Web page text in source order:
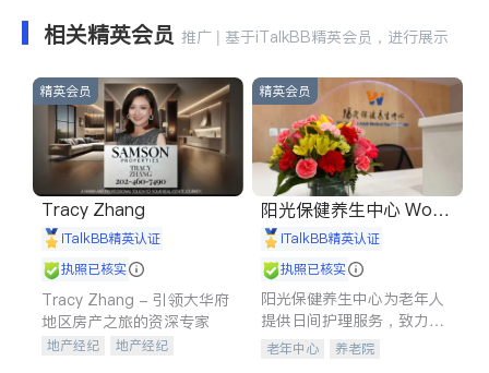
相关精英会员 推广 | 基于iTalkBB精英会员，进行展示
精英会员
Tracy Zhang
iTalkBB精英认证
执照已核实
Tracy Zhang - 引领大华府
地区房产之旅的资深专家
地产经纪
地产经纪
精英会员
阳光保健养生中心 World
shine
iTalkBB精英认证
执照已核实
阳光保健养生中心为老年人
提供日间护理服务，致力于
通过持续的护理创新来有效
老年中心 养老院